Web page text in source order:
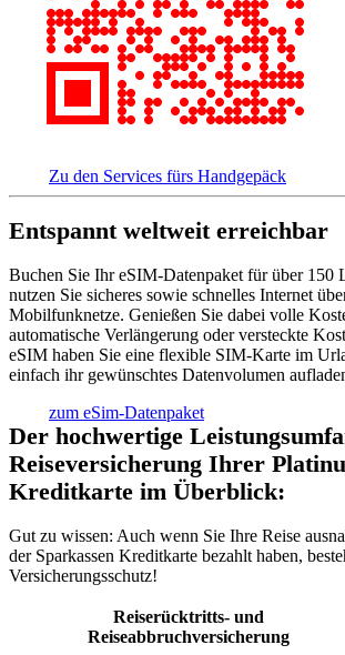
Zu den Services fürs Handgepäck
Entspannt weltweit erreichbar
Buchen Sie Ihr eSIM-Datenpaket für über 150
nutzen Sie sicheres sowie schnelles Internet
Mobilfunknetze. Genießen Sie dabei volle
automatische Verlängerung oder versteckte
eSIM haben Sie eine flexible SIM-Karte im
einfach ihr gewünschtes Datenvolumen
zum eSim-Datenpaket
Der hochwertige
Reiseversicherung Ihrer
Kreditkarte im Überblick:
Gut zu wissen: Auch wenn Sie Ihre Reise
der Sparkassen Kreditkarte bezahlt haben,
Versicherungsschutz!
Reiserücktritts- und
Reiseabbruchversicherung